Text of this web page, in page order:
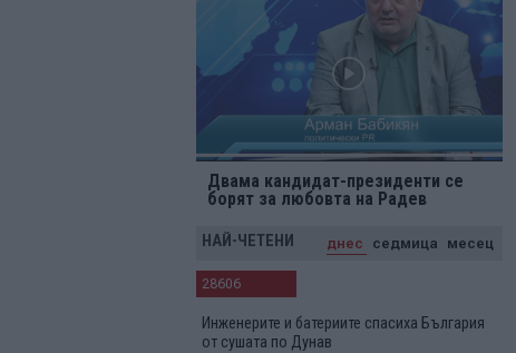
Двама кандидат-президенти се
борят за любовта на Радев
НАЙ-ЧЕТЕНИ днес седмица месец
28606
Инженерите и батериите спасиха България
от сушата по Дунав